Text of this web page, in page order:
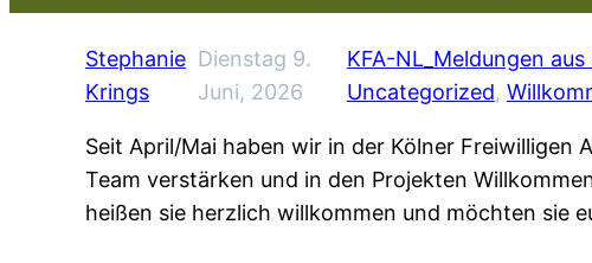
Stephanie
Krings
Dienstag 9.
Juni, 2026
KFA-NL_Meldungen
Uncategorized,
Seit April/Mai haben wir in der Kölner Freiwilligen
Team verstärken und in den Projekten
heißen sie herzlich willkommen und möchten sie